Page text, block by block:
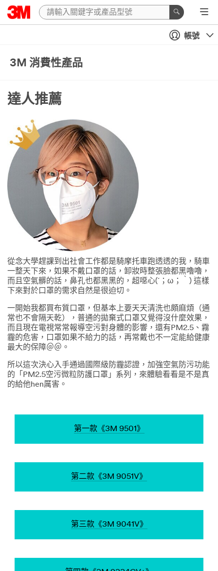
帳號
3M 消費性產品
達人推薦
從念大學趕課到出社會工作都是騎摩托車跑透透的我，騎車
一整天下來，如果不戴口罩的話，卸妝時整張臉都黑嚕嚕，
而且空氣髒的話，鼻孔也都黑黑的，超噁心(´；ω；｀) 這樣
下來對於口罩的需求自然是很迫切。
一開始我都買布質口罩，但基本上要天天清洗也頗麻煩（通
常也不會隔天乾），普通的拋棄式口罩又覺得沒什麼效果，
而且現在電視常常報導空污對身體的影響，還有PM2.5、霧
霾的危害，口罩如果不給力的話，再常戴也不一定能給健康
最大的保障＠＠。
所以這次決心入手通過國際級防霾認證，加強空氣防污功能
的「PM2.5空污微粒防護口罩」系列，來體驗看看是不是真
的給他hen厲害。
第一款《3M 9501》
第二款《3M 9051V》
第三款《3M 9041V》